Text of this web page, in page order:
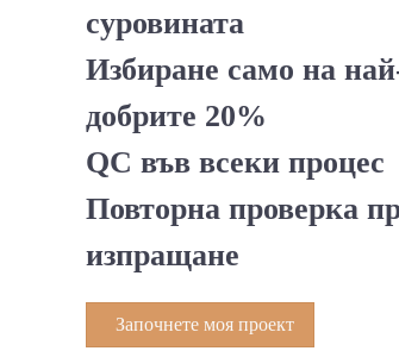
суровината
Избиране само на
добрите 20%
QC във всеки процес
Повторна проверка
изпращане
Започнете моя проект